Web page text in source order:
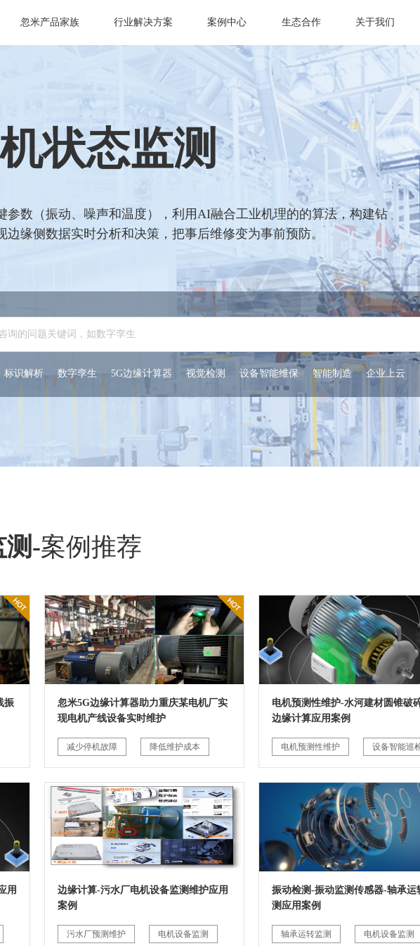
忽米产品家族 行业解决方案 案例中心 生态合作 关于我们
状态监测
参数（振动、噪声和温度），利用AI融合工业机理的的算法，构建钻
边缘侧数据实时分析和决策，把事后维修变为事前预防。
标识解析 数字孪生 5G边缘计算器 视觉检测 设备智能维保 智能制造 企业上云
-案例推荐
振
忽米5G边缘计算器助力重庆某电机厂实
现电机产线设备实时维护
减少停机故障 降低维护成本
电机预测性维护-水河建材圆锥破
边缘计算应用案例
电机预测性维护 设备智能巡
用
边缘计算-污水厂电机设备监测维护应用
案例
污水厂预测维护 电机设备监测
振动检测-振动监测传感器-轴承运
测应用案例
轴承运转监测 电机设备监测